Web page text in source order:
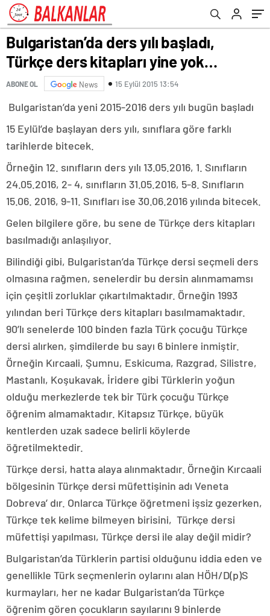
Bulgaristan’da ders yılı başladı,
Türkçe ders kitapları yine yok…
ABONE OL News 15 Eylül 2015 13:54
Bulgaristan’da yeni 2015-2016 ders yılı bugün başladı
15 Eylül’de başlayan ders yılı, sınıflara göre farklı
tarihlerde bitecek.
Örneğin 12. sınıfların ders yılı 13.05.2016, 1. Sınıfların
24.05.2016, 2- 4, sınıfların 31.05.2016, 5-8. Sınıfların
15.06. 2016, 9-11. Sınıfları ise 30.06.2016 yılında bitecek.
Gelen bilgilere göre, bu sene de Türkçe ders kitapları
basılmadığı anlaşılıyor.
Bilindiği gibi, Bulgaristan’da Türkçe dersi seçmeli ders
olmasına rağmen, senelerdir bu dersin alınmamamsı
için çeşitli zorluklar çıkartılmaktadır. Örneğin 1993
yılından beri Türkçe ders kitapları basılmamaktadır.
90’lı senelerde 100 binden fazla Türk çocuğu Türkçe
dersi alırken, şimdilerde bu sayı 6 binlere inmiştir.
Örneğin Kırcaali, Şumnu, Eskicuma, Razgrad, Silistre,
Mastanlı, Koşukavak, İridere gibi Türklerin yoğun
olduğu merkezlerde tek bir Türk çocuğu Türkçe
öğrenim almamaktadır. Kitapsız Türkçe, büyük
kentlerden uzak sadece belirli köylerde
öğretilmektedir.
Türkçe dersi, hatta alaya alınmaktadır. Örneğin Kırcaali
bölgesinin Türkçe dersi müfettişinin adı Veneta
Dobreva’ dır. Onlarca Türkçe öğretmeni işsiz gezerken,
Türkçe tek kelime bilmeyen birisini, Türkçe dersi
müfettişi yapılması, Türkçe dersi ile alay değil midir?
Bulgaristan’da Türklerin partisi olduğunu iddia eden ve
genellikle Türk seçmenlerin oylarını alan HÖH/D(p)S
kurmayları, her ne kadar Bulgaristan’da Türkçe
öğrenim gören çocukların sayılarını 9 binlerde